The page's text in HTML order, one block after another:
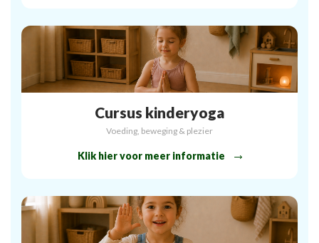
Cursus kinderyoga
Voeding, beweging & plezier
Klik hier voor meer informatie